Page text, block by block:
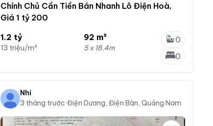
Chính Chủ Cần Tiền Bán Nhanh Lô Điện Hoà,
Giá 1 tỷ 200
1.2 tỷ
13 triệu/m²
92 m²
5 x 18.4m
0
0
Nhi
3 tháng trước·Điện Dương, Điện Bàn, Quảng Nam